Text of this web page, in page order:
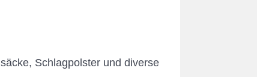
Schlagpolster und diverse